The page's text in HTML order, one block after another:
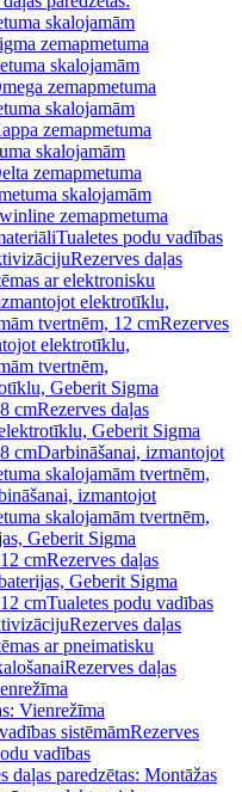
skalojamām
zemapmetuma
skalojamām
zemapmetuma
skalojamām
zemapmetuma
skalojamām
zemapmetuma
skalojamām
zemapmetuma
Tualetes podu vadības
Rezerves daļas
ar elektronisku
elektrotīklu,
tvertnēm, 12 cmRezerves
elektrotīklu,
tvertnēm,
Geberit Sigma
cmRezerves daļas
Geberit Sigma
cmDarbināšanai, izmantojot
skalojamām tvertnēm,
izmantojot
skalojamām tvertnēm,
Geberit Sigma
cmRezerves daļas
Geberit Sigma
cmTualetes podu vadības
Rezerves daļas
ar pneimatisku
Rezerves daļas
Vienrežīma
sistēmāmRezerves
vadības
daļas paredzētas: Montāžas